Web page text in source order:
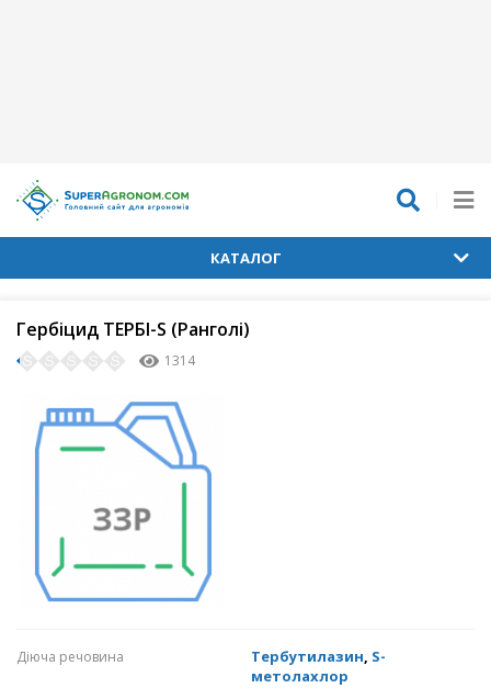
КАТАЛОГ
Гербіцид ТЕРБІ-S (Ранголі)
1314
Діюча речовина Тербутилазин, S-
метолахлор